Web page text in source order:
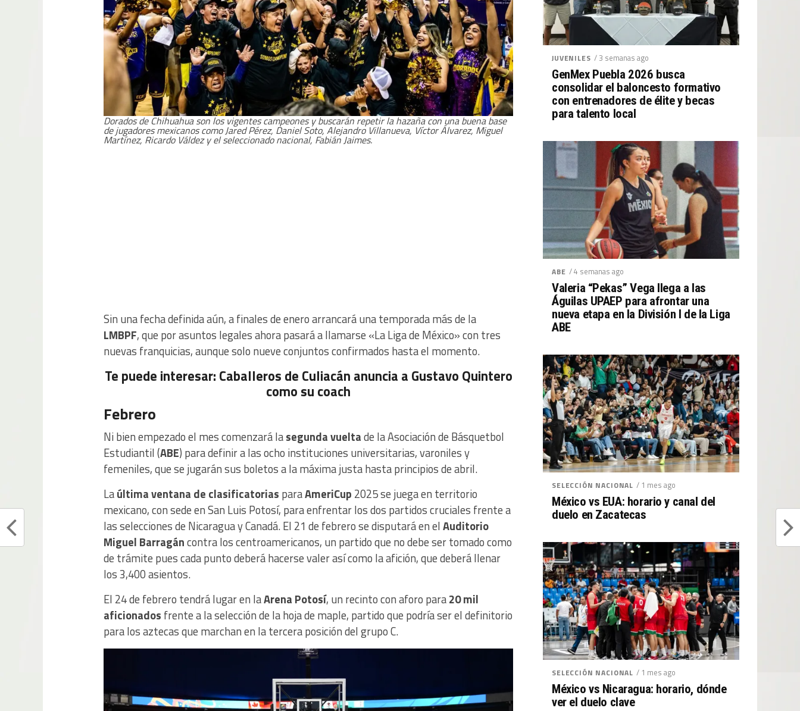
Dorados de Chihuahua son los vigentes campeones y buscarán repetir la hazaña con una buena base
de jugadores mexicanos como Jared Pérez, Daniel Soto, Alejandro Villanueva, Víctor Álvarez, Miguel
Martínez, Ricardo Váldez y el seleccionado nacional, Fabián Jaimes.
Sin una fecha definida aún, a finales de enero arrancará una temporada más de la
LMBPF, que por asuntos legales ahora pasará a llamarse «La Liga de México» con tres
nuevas franquicias, aunque solo nueve conjuntos confirmados hasta el momento.
Te puede interesar: Caballeros de Culiacán anuncia a Gustavo Quintero
como su coach
Febrero
Ni bien empezado el mes comenzará lasegunda vueltade la Asociación de Básquetbol
Estudiantil (ABE) para definir a las ocho instituciones universitarias, varoniles y
femeniles, que se jugarán sus boletos a la máxima justa hasta principios de abril.
Laúltima ventana de clasificatorias paraAmeriCup 2025 se juega en territorio
mexicano, con sede en San Luis Potosí, para enfrentar los dos partidos cruciales frente a
las selecciones de Nicaragua y Canadá. El 21 de febrero se disputará en elAuditorio
Miguel Barragáncontra los centroamericanos, un partido que no debe ser tomado como
de trámite pues cada punto deberá hacerse valer así como la afición, que deberá llenar
los 3,400 asientos.
El 24 de febrero tendrá lugar en laArena Potosí, un recinto con aforo para20 mil
aficionados frente a la selección de la hoja de maple, partido que podría ser el definitorio
para los aztecas que marchan en la tercera posición del grupo C.
JUVENILES / 3 semanas ago
GenMex Puebla 2026 busca
consolidar el baloncesto formativo
con entrenadores de élite y becas
para talento local
ABE / 4 semanas ago
Valeria “Pekas” Vega llega a las
Águilas UPAEP para afrontar una
nueva etapa en la División I de la Liga
ABE
SELECCIÓN NACIONAL / 1 mes ago
México vs EUA: horario y canal del
duelo en Zacatecas
SELECCIÓN NACIONAL / 1 mes ago
México vs Nicaragua: horario, dónde
ver el duelo clave